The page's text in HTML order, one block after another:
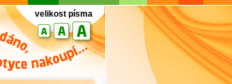
velikost písma